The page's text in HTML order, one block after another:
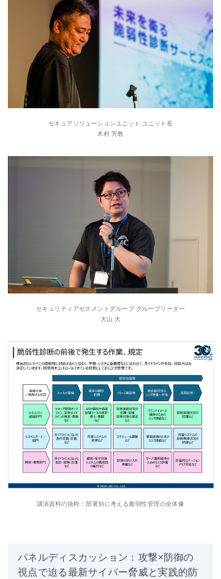
セキュアソリューションユニット ユニット長
木村 芳教
セキュリティアセスメントグループ グループリーダー
大山 大
講演資料の抜粋：部署別に考える脆弱性管理の全体像
パネルディスカッション：攻撃×防御の
視点で迫る最新サイバー脅威と実践的防